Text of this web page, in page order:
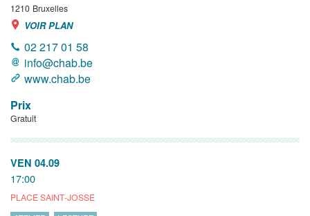
1210 Bruxelles
VOIR PLAN
02 217 01 58
info@chab.be
www.chab.be
Prix
Gratuit
VEN 04.09
17:00
PLACE SAINT-JOSSE